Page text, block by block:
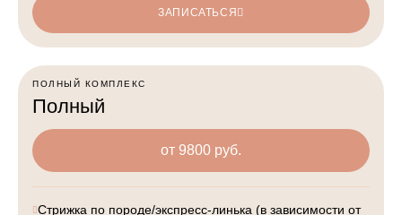
ЗАПИСАТЬСЯ
ПОЛНЫЙ КОМПЛЕКС
Полный
от 9800 руб.
Стрижка по породе/экспресс-линька (в зависимости от